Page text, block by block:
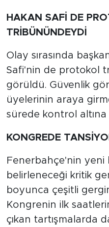
HAKAN SAFİ DE
TRİBÜNÜNDEYDİ
Olay sırasında
Safi'nin de protokol
görüldü. Güvenlik
üyelerinin araya
sürede kontrol altına
KONGREDE
Fenerbahçe'nin yeni
belirleneceği kritik
boyunca çeşitli
Kongrenin ilk
çıkan tartışmalarda